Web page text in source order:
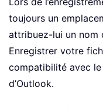
toujours un
attribuez-lui un nom
Enregistrer votre
compatibilité avec
d’Outlook.